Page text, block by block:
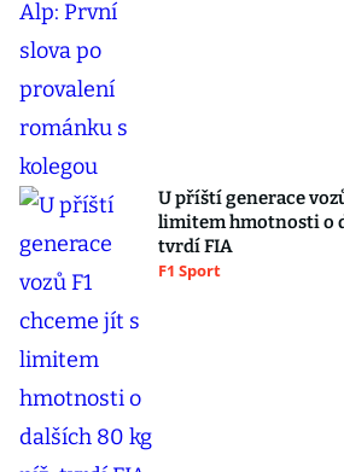
U příští generace
limitem hmotnosti o
tvrdí FIA
F1 Sport